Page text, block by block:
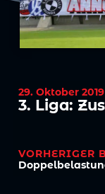
29. Oktober 2019
3. Liga: